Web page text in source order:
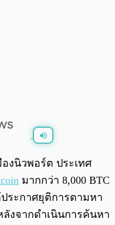
องนิวพอร์ต ประเทศ
มากกว่า 8,000 BTC
ระกาศยุติการตามหา
งจากดำเนินการค้นหา